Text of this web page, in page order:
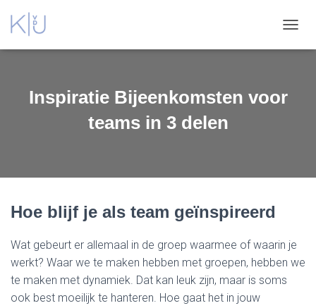
Inspiratie Bijeenkomsten voor
teams in 3 delen
Hoe blijf je als team geïnspireerd
Wat gebeurt er allemaal in de groep waarmee of waarin je
werkt? Waar we te maken hebben met groepen, hebben we
te maken met dynamiek. Dat kan leuk zijn, maar is soms
ook best moeilijk te hanteren. Hoe gaat het in jouw